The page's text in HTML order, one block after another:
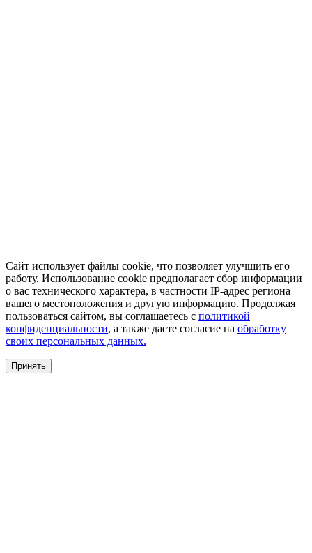
Сайт использует файлы cookie, что позволяет улучшить его
работу. Использование cookie предполагает сбор информации
о вас технического характера, в частности IP-адрес региона
вашего местоположения и другую информацию. Продолжая
пользоваться сайтом, вы соглашаетесь с политикой
конфиденциальности, а также даете согласие на обработку
своих персональных данных.
Принять